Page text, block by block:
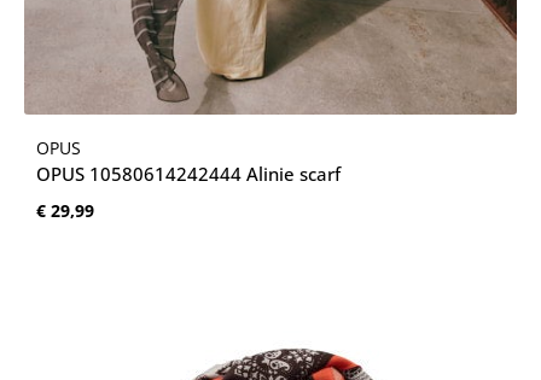
OPUS
OPUS 10580614242444 Alinie scarf
Normale prijs:
€ 29,99